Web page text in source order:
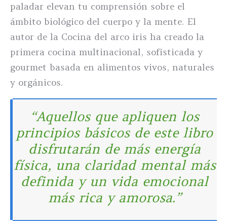
paladar elevan tu comprensión sobre el
ámbito biológico del cuerpo y la mente. El
autor de la Cocina del arco iris ha creado la
primera cocina multinacional, sofisticada y
gourmet basada en alimentos vivos, naturales
y orgánicos.
“Aquellos que apliquen los
principios básicos de este libro
disfrutarán de más energía
física, una claridad mental más
definida y un vida emocional
más rica y amorosa.”